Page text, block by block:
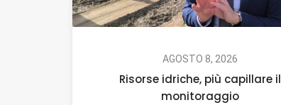
AGOSTO 8, 2026
Risorse idriche, più capillare il
monitoraggio